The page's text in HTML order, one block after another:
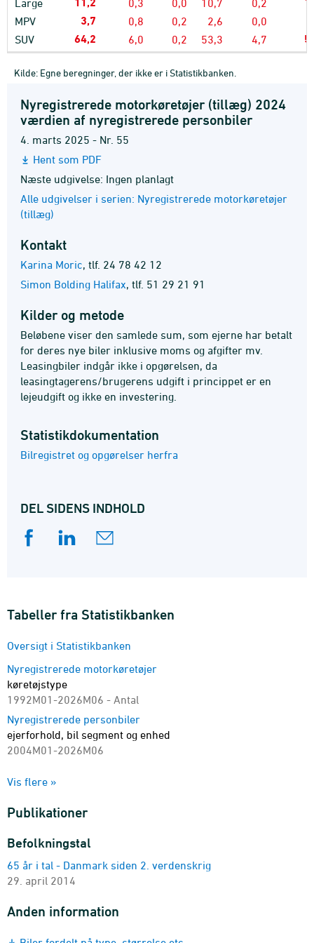
Large 0,3 0,0 10,7 0,2
MPV 3,7 0,8 0,2 2,6 0,0
SUV 64,2 6,0 0,2 53,3 4,7
Kilde: Egne beregninger, der ikke er i Statistikbanken.
Nyregistrerede motorkøretøjer (tillæg) 2024
værdien af nyregistrerede personbiler
4. marts 2025 - Nr. 55
Hent som PDF
Næste udgivelse: Ingen planlagt
Alle udgivelser i serien: Nyregistrerede motorkøretøjer
(tillæg)
Kontakt
Karina Moric, tlf. 24 78 42 12
Simon Bolding Halifax, tlf. 51 29 21 91
Kilder og metode
Beløbene viser den samlede sum, som ejerne har betalt
for deres nye biler inklusive moms og afgifter mv.
Leasingbiler indgår ikke i opgørelsen, da
leasingtagerens/brugerens udgift i princippet er en
lejeudgift og ikke en investering.
Statistik­dokumentation
Bilregistret og opgørelser herfra
DEL SIDENS INDHOLD
Tabeller fra Statistikbanken
Oversigt i Statistikbanken
Nyregistrerede motorkøretøjer
køretøjstype
1992M01-2026M06 - Antal
Nyregistrerede personbiler
ejerforhold, bil segment og enhed
2004M01-2026M06
ejerforhold og drivmiddel
Nyregistrerede motorkøretøjer
område, køretøjstype, brugerforhold og drivmiddel
2018M01-2026M06 - Antal
Nyregistrerede personbiler
registreringsform
enhed, ejerforhold og drivmiddel
Vis flere »
Publikationer
Befolkningstal
65 år i tal - Danmark siden 2. verdenskrig
29. april 2014
Anden information